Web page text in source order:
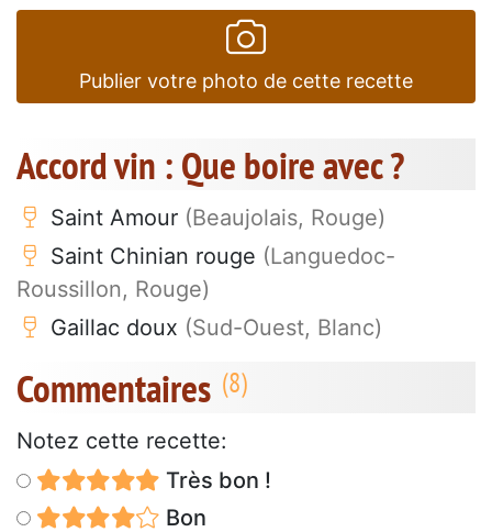
Publier votre photo de cette recette
Accord vin : Que boire avec ?
Saint Amour (Beaujolais, Rouge)
Saint Chinian rouge (Languedoc-
Roussillon, Rouge)
Gaillac doux (Sud-Ouest, Blanc)
Commentaires
Notez cette recette:
Très bon !
Bon